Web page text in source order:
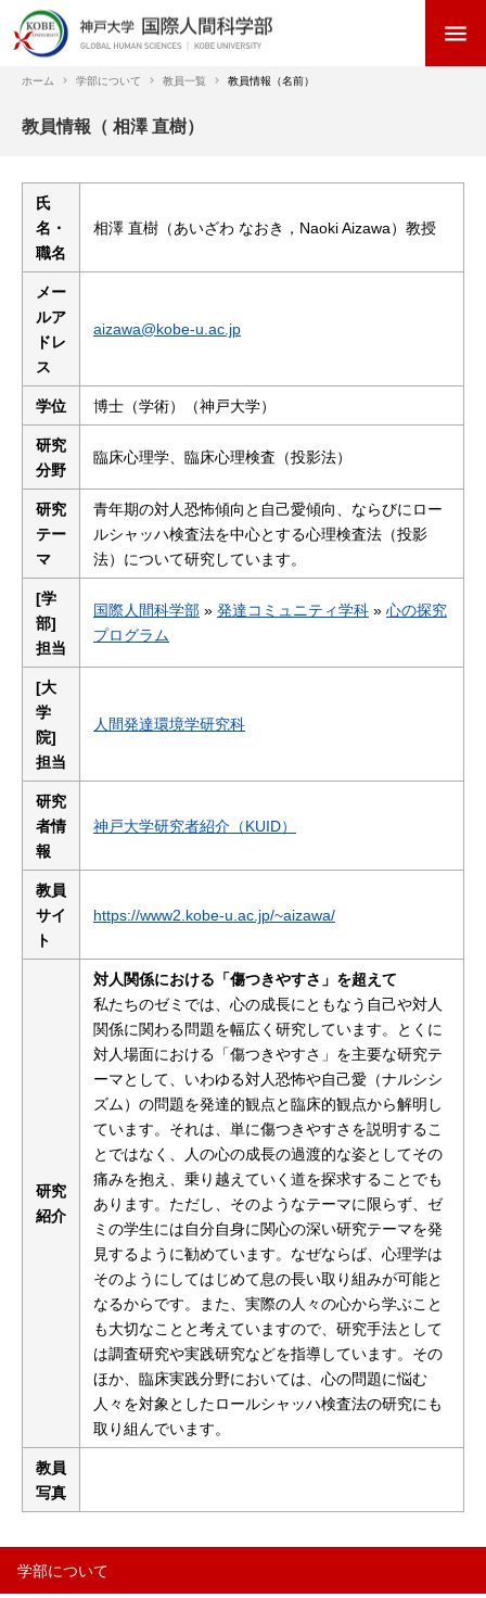
イ
menu
パ
ず
ホーム 学部について 教員一覧 教員情報（名前）
教員情報（ 相澤 直樹）
氏
名・
職名
相澤 直樹（あいざわ なおき，Naoki Aizawa）教授
メー
ルア
ドレ
ス
aizawa@kobe-u.ac.jp
学位 博士（学術）（神戸大学）
研究
分野
臨床心理学、臨床心理検査（投影法）
研究
テー
マ
青年期の対人恐怖傾向と自己愛傾向、ならびにロー
ルシャッハ検査法を中心とする心理検査法（投影
法）について研究しています。
[学
部]
担当
国際人間科学部 » 発達コミュニティ学科 » 心の探究
プログラム
[大
学
院]
担当
人間発達環境学研究科
研究
者情
報
神戸大学研究者紹介（KUID）
教員
サイ
ト
https://www2.kobe-u.ac.jp/~aizawa/
研究
紹介
対人関係における「傷つきやすさ」を超えて
私たちのゼミでは、心の成長にともなう自己や対人
関係に関わる問題を幅広く研究しています。とくに
対人場面における「傷つきやすさ」を主要な研究テ
ーマとして、いわゆる対人恐怖や自己愛（ナルシシ
ズム）の問題を発達的観点と臨床的観点から解明し
ています。それは、単に傷つきやすさを説明するこ
とではなく、人の心の成長の過渡的な姿としてその
痛みを抱え、乗り越えていく道を探求することでも
あります。ただし、そのようなテーマに限らず、ゼ
ミの学生には自分自身に関心の深い研究テーマを発
見するように勧めています。なぜならば、心理学は
そのようにしてはじめて息の長い取り組みが可能と
なるからです。また、実際の人々の心から学ぶこと
も大切なことと考えていますので、研究手法として
は調査研究や実践研究などを指導しています。その
ほか、臨床実践分野においては、心の問題に悩む
人々を対象としたロールシャッハ検査法の研究にも
取り組んでいます。
教員
写真
学部について